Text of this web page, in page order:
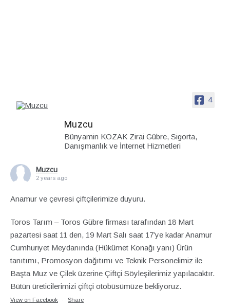
4
Muzcu
Bünyamin KOZAK Zirai Gübre, Sigorta,
Danışmanlık ve İnternet Hizmetleri
Muzcu
2 years ago
Anamur ve çevresi çiftçilerimize duyuru.
Toros Tarım – Toros Gübre firması tarafından 18 Mart
pazartesi saat 11 den, 19 Mart Salı saat 17’ye kadar Anamur
Cumhuriyet Meydanında (Hükümet Konağı yanı) Ürün
tanıtımı, Promosyon dağıtımı ve Teknik Personelimiz ile
Başta Muz ve Çilek üzerine Çiftçi Söyleşilerimiz yapılacaktır.
Bütün üreticilerimizi çiftçi otobüsümüze bekliyoruz.
View on Facebook · Share